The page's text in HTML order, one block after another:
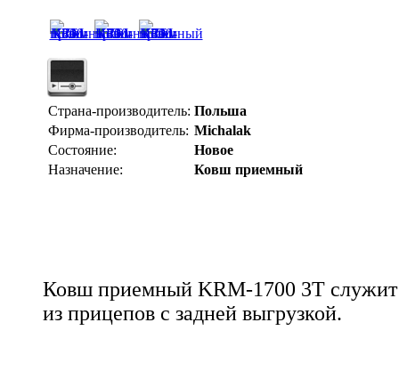
Страна-производитель: Польша
Фирма-производитель: Michalak
Состояние:
Новое
Назначение:
Ковш приемный
Ковш приемный KRM-1700 3Т
из прицепов с задней выгрузкой.